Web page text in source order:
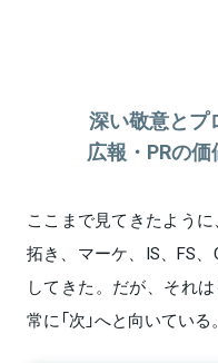
深い敬意とプ
広報・PRの
ここまで見てきたよう
拓き、マーケ、IS、FS
してきた。だが、それ
常に「次」へと向いている。